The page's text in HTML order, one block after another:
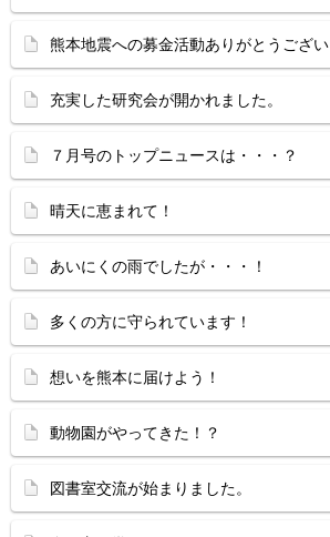
熊本地震への募金活動ありがとうござ
充実した研究会が開かれました。
７月号のトップニュースは・・・？
晴天に恵まれて！
あいにくの雨でしたが・・・！
多くの方に守られています！
想いを熊本に届けよう！
動物園がやってきた！？
図書室交流が始まりました。